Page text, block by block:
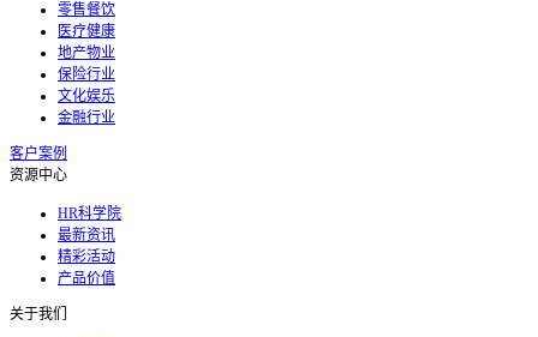
零售餐饮
医疗健康
地产物业
保险行业
文化娱乐
金融行业
客户案例
资源中心
HR科学院
最新资讯
精彩活动
产品价值
关于我们